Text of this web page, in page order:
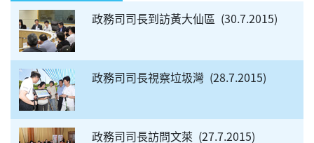
政務司司長到訪黃大仙區 30.7.2015
政務司司長視察垃圾灣 28.7.2015
政務司司長訪問文萊 27.7.2015